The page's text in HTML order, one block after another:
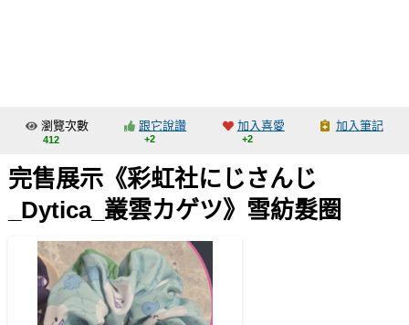
交流中心
攤位轉讓區
會員功能選單
註冊會員
登入
瀏覽次數
412
跟它說讚
+2
加入喜愛
+2
加入筆記
完售展示《彩虹社にじさんじ
_Dytica_叢雲カゲツ》雪紡髮圈